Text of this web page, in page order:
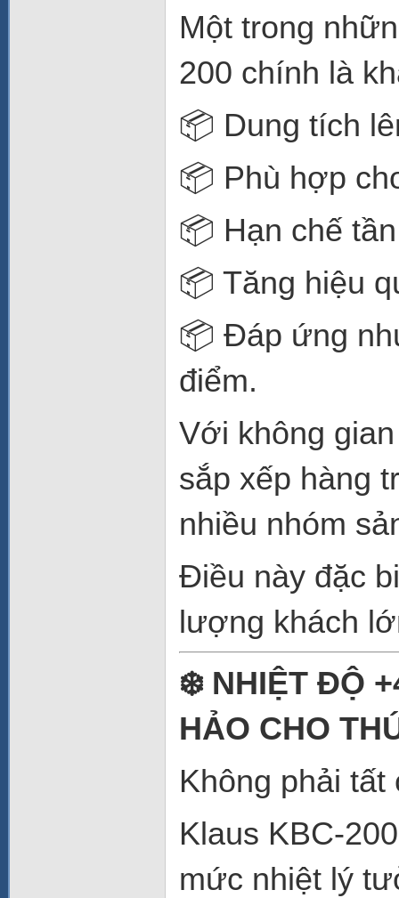
Một trong
200 chính là
📦 Dung tích
📦 Phù hợp
📦 Hạn chế
📦 Tăng hiệu
📦 Đáp ứng
điểm.
Với không
sắp xếp hàng
nhiều nhóm
Điều này đặc
lượng khách
❄️ NHIỆT ĐỘ
HẢO CHO
Không phải
Klaus KBC-
mức nhiệt lý